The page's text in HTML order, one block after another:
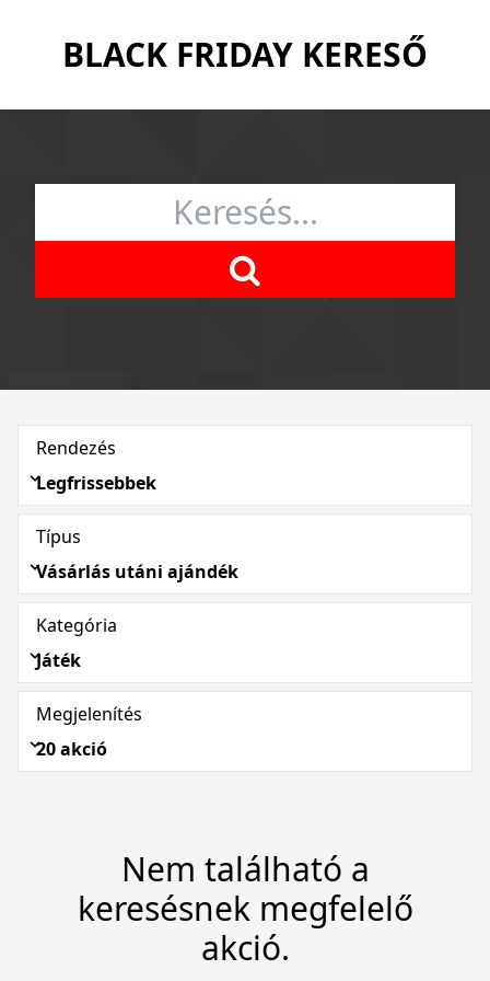
BLACK FRIDAY KERESŐ
Rendezés
Legfrissebbek
Típus
Vásárlás utáni ajándék
Kategória
Játék
Megjelenítés
20 akció
Nem található a
keresésnek megfelelő
akció.